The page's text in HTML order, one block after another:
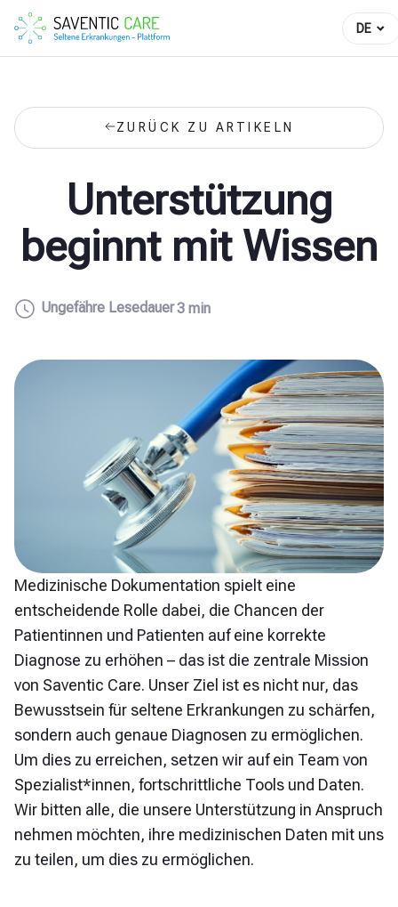
DE
ZURÜCK ZU ARTIKELN
Unterstützung
beginnt mit Wissen
Ungefähre Lesedauer3 min
Medizinische Dokumentation spielt eine
entscheidende Rolle dabei, die Chancen der
Patientinnen und Patienten auf eine korrekte
Diagnose zu erhöhen – das ist die zentrale Mission
von Saventic Care. Unser Ziel ist es nicht nur, das
Bewusstsein für seltene Erkrankungen zu schärfen,
sondern auch genaue Diagnosen zu ermöglichen.
Um dies zu erreichen, setzen wir auf ein Team von
Spezialist*innen, fortschrittliche Tools und Daten.
Wir bitten alle, die unsere Unterstützung in Anspruch
nehmen möchten, ihre medizinischen Daten mit uns
zu teilen, um dies zu ermöglichen.